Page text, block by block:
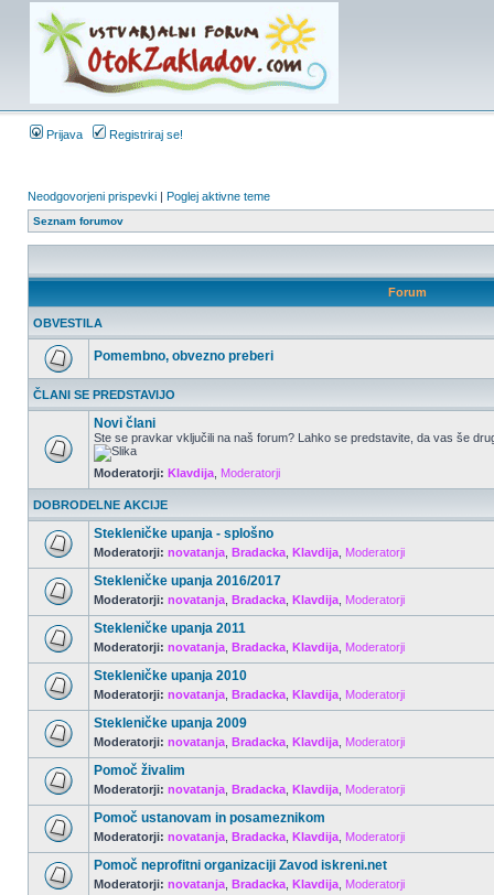
Prijava Registriraj se!
Neodgovorjeni prispevki | Poglej aktivne teme
Seznam forumov
Forum
OBVESTILA
Pomembno, obvezno preberi
ČLANI SE PREDSTAVIJO
Novi člani
Ste se pravkar vključili na naš forum? Lahko se predstavite, da vas še
Moderatorji: Klavdija Moderatorji
DOBRODELNE AKCIJE
Stekleničke upanja - splošno
Moderatorji: novatanja Bradacka Klavdija Moderatorji
Stekleničke upanja 2016/2017
Moderatorji: novatanja Bradacka Klavdija Moderatorji
Stekleničke upanja 2011
Moderatorji: novatanja Bradacka Klavdija Moderatorji
Stekleničke upanja 2010
Moderatorji: novatanja Bradacka Klavdija Moderatorji
Stekleničke upanja 2009
Moderatorji: novatanja Bradacka Klavdija Moderatorji
Pomoč živalim
Moderatorji: novatanja Bradacka Klavdija Moderatorji
Pomoč ustanovam in posameznikom
Moderatorji: novatanja Bradacka Klavdija Moderatorji
Pomoč neprofitni organizaciji Zavod iskreni.net
Moderatorji: novatanja Bradacka Klavdija Moderatorji